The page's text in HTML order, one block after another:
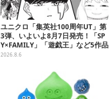
ユニクロ「集英社100周年UT」第
3弾、いよいよ8月7日発売！「SP
Y×FAMILY」「遊戯王」など5作品
をデザイン
2026.8.6